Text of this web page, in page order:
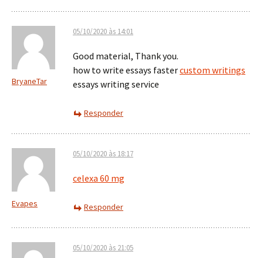
BryaneTar
05/10/2020 às 14:01
Good material, Thank you.
how to write essays fastercustom writings
essays writing service
Responder
Evapes
05/10/2020 às 18:17
celexa 60 mg
Responder
05/10/2020 às 21:05